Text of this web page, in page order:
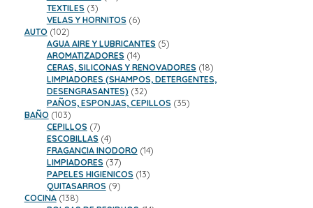
TEXTILES 33
productos
VELAS Y HORNITOS 66
AUTO 102102
productos
AGUA AIRE Y LUBRICANTES 55
AROMATIZADORES 1414
productos
CERAS, SILICONAS Y RENOVADORES 1818
productos
LIMPIADORES (SHAMPOS, DETERGENTES,
DESENGRASANTES) 3232
productos
PAÑOS, ESPONJAS, CEPILLOS 3535
BAÑO 103103
productos
CEPILLOS 77
productos
ESCOBILLAS 44
productos
FRAGANCIA INODORO 1414
LIMPIADORES 3737
productos
PAPELES HIGIENICOS 1313
QUITASARROS 99
COCINA 138138